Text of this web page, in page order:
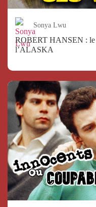
Sonya Lwu
ROBERT HANSEN :
l’ALASKA